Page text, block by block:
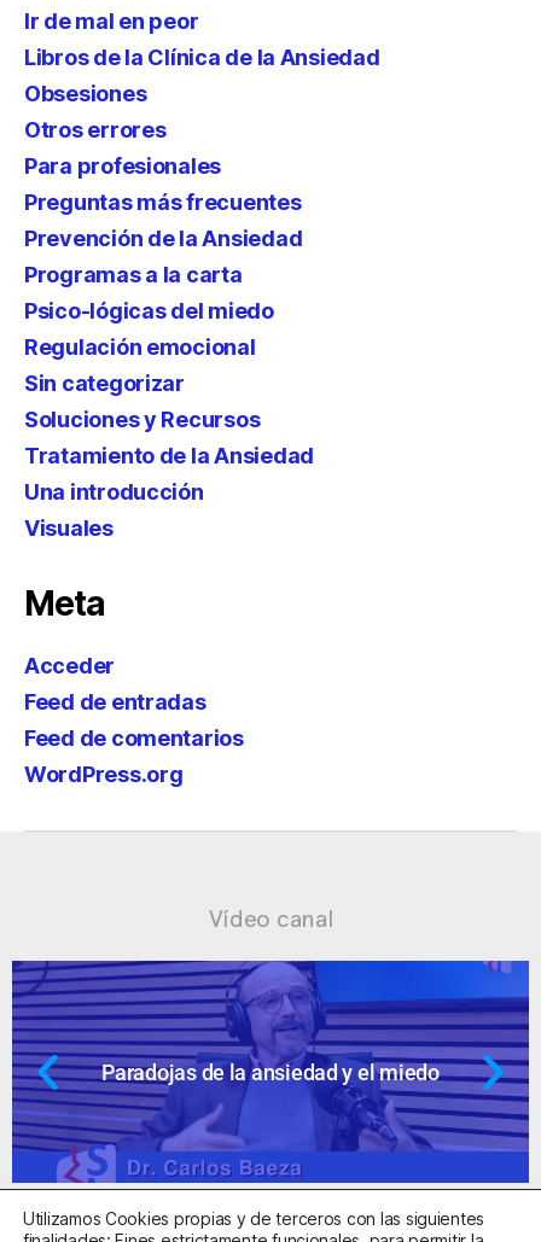
Ir de mal en peor
Libros de la Clínica de la Ansiedad
Obsesiones
Otros errores
Para profesionales
Preguntas más frecuentes
Prevención de la Ansiedad
Programas a la carta
Psico-lógicas del miedo
Regulación emocional
Sin categorizar
Soluciones y Recursos
Tratamiento de la Ansiedad
Una introducción
Visuales
Meta
Acceder
Feed de entradas
Feed de comentarios
WordPress.org
Vídeo canal
Ansiedad: supuestos cuestionables
Utilizamos Cookies propias y de terceros con las siguientes